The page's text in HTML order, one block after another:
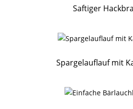
Saftiger
Spargelauflauf mit